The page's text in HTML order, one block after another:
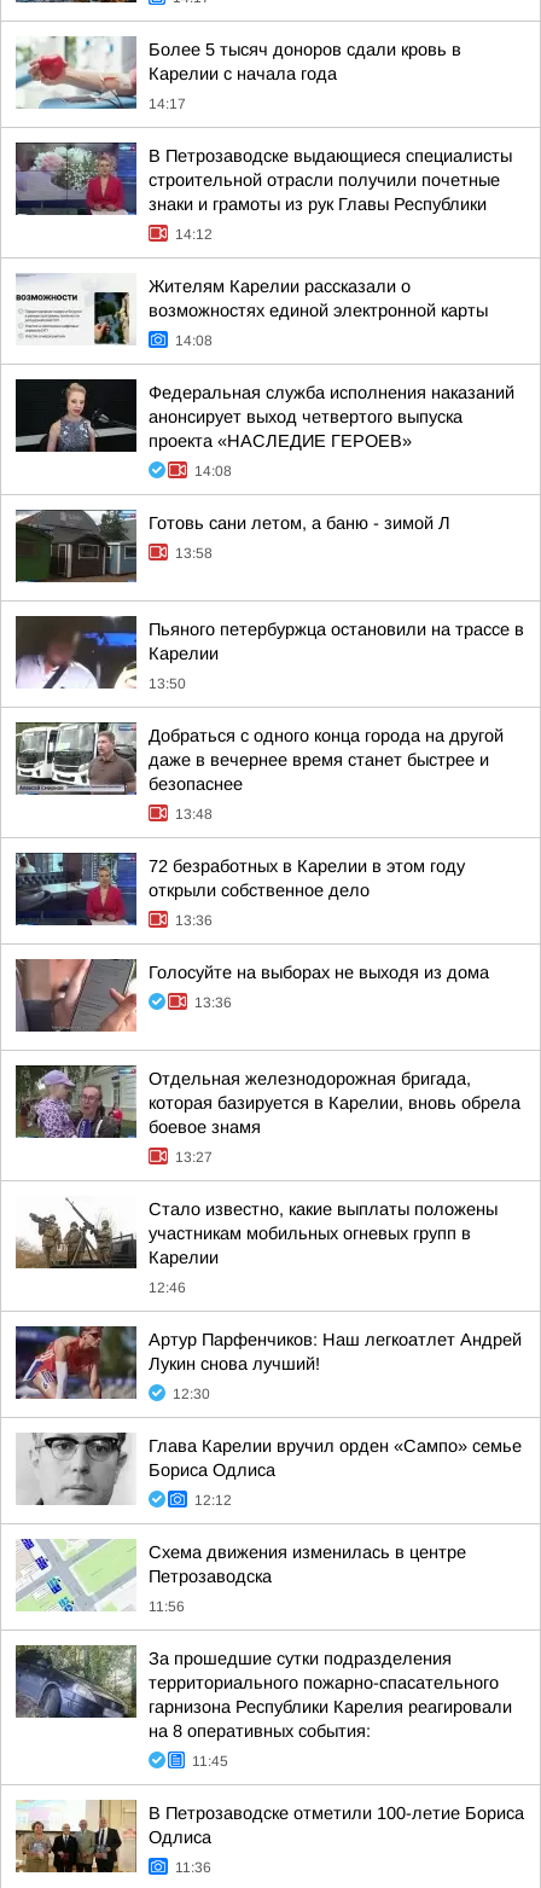
Более 5 тысяч доноров сдали кровь в
Карелии с начала года
14:17
В Петрозаводске выдающиеся специалисты
строительной отрасли получили почетные
знаки и грамоты из рук Главы Республики
14:12
Жителям Карелии рассказали о
возможностях единой электронной карты
14:08
Федеральная служба исполнения наказаний
анонсирует выход четвертого выпуска
проекта «НАСЛЕДИЕ ГЕРОЕВ»
14:08
Готовь сани летом, а баню - зимой Л
13:58
Пьяного петербуржца остановили на трассе в
Карелии
13:50
Добраться с одного конца города на другой
даже в вечернее время станет быстрее и
безопаснее
13:48
72 безработных в Карелии в этом году
открыли собственное дело
13:36
Голосуйте на выборах не выходя из дома
13:36
Отдельная железнодорожная бригада,
которая базируется в Карелии, вновь обрела
боевое знамя
13:27
Стало известно, какие выплаты положены
участникам мобильных огневых групп в
Карелии
12:46
Артур Парфенчиков: Наш легкоатлет Андрей
Лукин снова лучший!
12:30
Глава Карелии вручил орден «Сампо» семье
Бориса Одлиса
12:12
Схема движения изменилась в центре
Петрозаводска
11:56
За прошедшие сутки подразделения
территориального пожарно-спасательного
гарнизона Республики Карелия реагировали
на 8 оперативных события:
11:45
В Петрозаводске отметили 100-летие Бориса
Одлиса
11:36